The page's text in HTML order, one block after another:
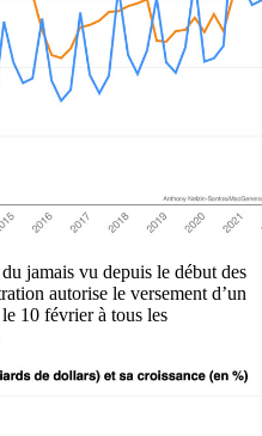
jamais vu depuis le début des
autorise le versement d’un
10 février à tous les